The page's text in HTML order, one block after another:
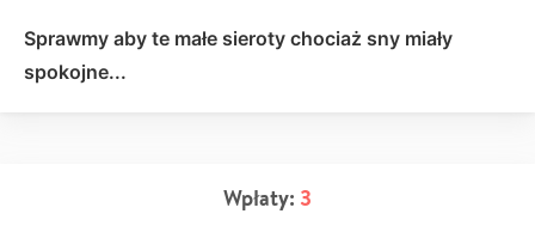
Sprawmy aby te małe sieroty chociaż sny miały
spokojne...
Wpłaty: 3